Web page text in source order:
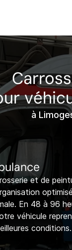
à
et de
En 48 à 96
véhicule
conditions.